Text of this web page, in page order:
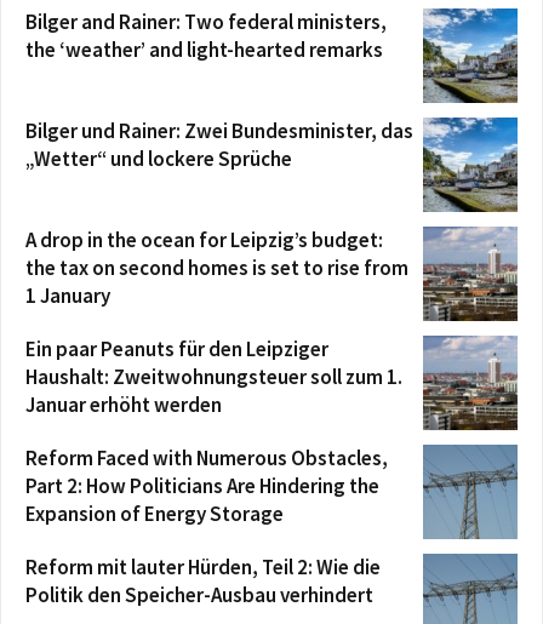
Bilger and Rainer: Two federal ministers,
the ‘weather’ and light-hearted remarks
Bilger und Rainer: Zwei Bundesminister, das
„Wetter“ und lockere Sprüche
A drop in the ocean for Leipzig’s budget:
the tax on second homes is set to rise from
1 January
Ein paar Peanuts für den Leipziger
Haushalt: Zweitwohnungsteuer soll zum 1.
Januar erhöht werden
Reform Faced with Numerous Obstacles,
Part 2: How Politicians Are Hindering the
Expansion of Energy Storage
Reform mit lauter Hürden, Teil 2: Wie die
Politik den Speicher-Ausbau verhindert